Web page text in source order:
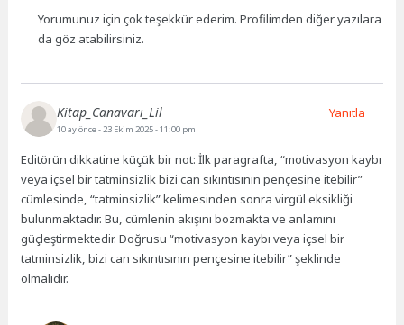
Yorumunuz için çok teşekkür ederim. Profilimden diğer yazılara
da göz atabilirsiniz.
Kitap_Canavarı_Lil
10 ay önce- 23 Ekim 2025 - 11:00 pm
Editörün dikkatine küçük bir not: İlk paragrafta, “motivasyon kaybı
veya içsel bir tatminsizlik bizi can sıkıntısının pençesine itebilir”
cümlesinde, “tatminsizlik” kelimesinden sonra virgül eksikliği
bulunmaktadır. Bu, cümlenin akışını bozmakta ve anlamını
güçleştirmektedir. Doğrusu “motivasyon kaybı veya içsel bir
tatminsizlik, bizi can sıkıntısının pençesine itebilir” şeklinde
olmalıdır.
Yanıtla